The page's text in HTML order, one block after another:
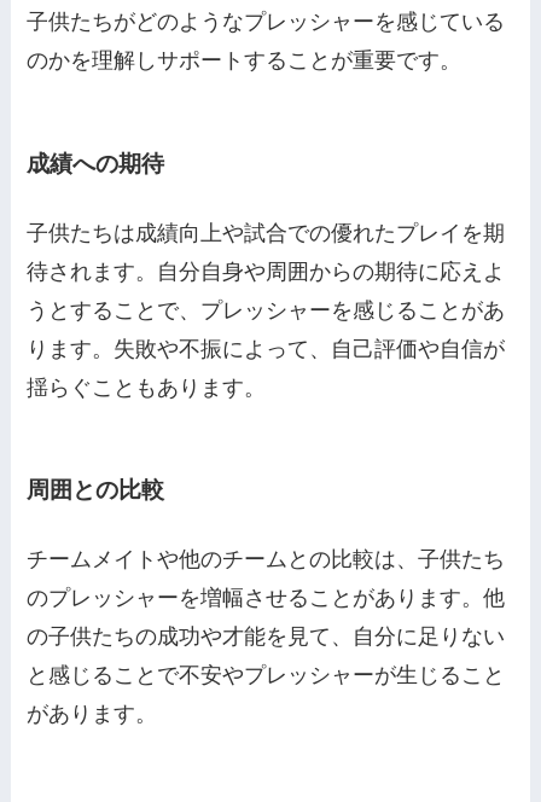
子供たちがどのようなプレッシャーを感じている
のかを理解しサポートすることが重要です。
成績への期待
子供たちは成績向上や試合での優れたプレイを期
待されます。自分自身や周囲からの期待に応えよ
うとすることで、プレッシャーを感じることがあ
ります。失敗や不振によって、自己評価や自信が
揺らぐこともあります。
周囲との比較
チームメイトや他のチームとの比較は、子供たち
のプレッシャーを増幅させることがあります。他
の子供たちの成功や才能を見て、自分に足りない
と感じることで不安やプレッシャーが生じること
があります。